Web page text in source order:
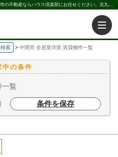
中間市 全居室洋室 ｜賃貸物件一覧｜福岡県北九州市の不動産ならハウス倶楽部にお任せください。北九州の賃貸・売買・不動産買取などを不動産に関することならなんでもお任せ。
索 中間市 全居室洋室 賃貸物件一覧
中の条件
一覧
条件を保存